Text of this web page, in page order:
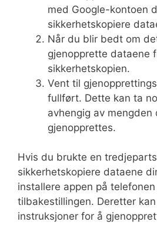
med Google-kontoen
sikkerhetskopiere
Når du blir bedt om
gjenopprette dataene
sikkerhetskopien.
Vent til
fullført. Dette kan ta
avhengig av mengden
gjenopprettes.
Hvis du brukte en
sikkerhetskopiere dataene
installere appen på
tilbakestillingen. Deretter
instruksjoner for å